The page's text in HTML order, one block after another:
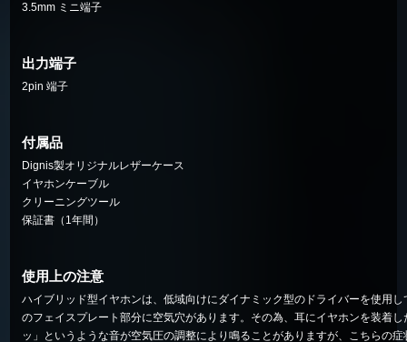
3.5mm ミニ端子
出力端子
2pin 端子
付属品
Dignis製オリジナルレザーケース
イヤホンケーブル
クリーニングツール
保証書（1年間）
使用上の注意
ハイブリッド型イヤホンは、低域向けにダイナミック型のドライバーを使用し
のフェイスプレート部分に空気穴があります。その為、耳にイヤホンを装着し
ッ」というような音が空気圧の調整により鳴ることがありますが、こちらの